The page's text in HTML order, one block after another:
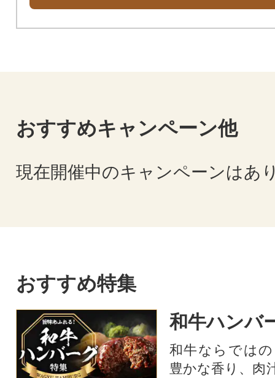
おすすめキャンペーン他
現在開催中のキャンペーンはあ
おすすめ特集
和牛ハンバ
和牛ならでは
豊かな香り、肉